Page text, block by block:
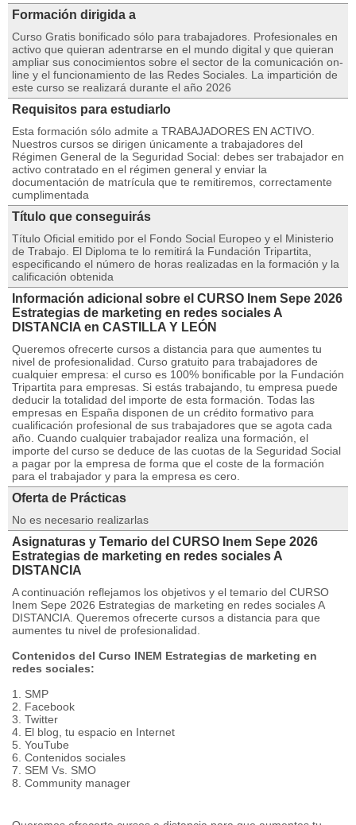
Formación dirigida a
Curso Gratis bonificado sólo para trabajadores. Profesionales en
activo que quieran adentrarse en el mundo digital y que quieran
ampliar sus conocimientos sobre el sector de la comunicación on-
line y el funcionamiento de las Redes Sociales. La impartición de
este curso se realizará durante el año 2026
Requisitos para estudiarlo
Esta formación sólo admite a TRABAJADORES EN ACTIVO.
Nuestros cursos se dirigen únicamente a trabajadores del
Régimen General de la Seguridad Social: debes ser trabajador en
activo contratado en el régimen general y enviar la
documentación de matrícula que te remitiremos, correctamente
cumplimentada
Título que conseguirás
Título Oficial emitido por el Fondo Social Europeo y el Ministerio
de Trabajo. El Diploma te lo remitirá la Fundación Tripartita,
especificando el número de horas realizadas en la formación y la
calificación obtenida
Información adicional sobre el CURSO Inem Sepe 2026
Estrategias de marketing en redes sociales A
DISTANCIA en CASTILLA Y LEÓN
Queremos ofrecerte cursos a distancia para que aumentes tu
nivel de profesionalidad. Curso gratuito para trabajadores de
cualquier empresa: el curso es 100% bonificable por la Fundación
Tripartita para empresas. Si estás trabajando, tu empresa puede
deducir la totalidad del importe de esta formación. Todas las
empresas en España disponen de un crédito formativo para
cualificación profesional de sus trabajadores que se agota cada
año. Cuando cualquier trabajador realiza una formación, el
importe del curso se deduce de las cuotas de la Seguridad Social
a pagar por la empresa de forma que el coste de la formación
para el trabajador y para la empresa es cero.
Oferta de Prácticas
No es necesario realizarlas
Asignaturas y Temario del CURSO Inem Sepe 2026
Estrategias de marketing en redes sociales A
DISTANCIA
A continuación reflejamos los objetivos y el temario del CURSO
Inem Sepe 2026 Estrategias de marketing en redes sociales A
DISTANCIA. Queremos ofrecerte cursos a distancia para que
aumentes tu nivel de profesionalidad.
Contenidos del Curso INEM Estrategias de marketing en
redes sociales:
1. SMP
2. Facebook
3. Twitter
4. El blog, tu espacio en Internet
5. YouTube
6. Contenidos sociales
7. SEM Vs. SMO
8. Community manager